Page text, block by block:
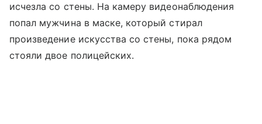
исчезла со стены. На камеру видеонаблюдения
попал мужчина в маске, который стирал
произведение искусства со стены, пока рядом
стояли двое полицейских.